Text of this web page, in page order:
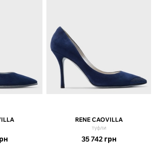
RENE CAOVILLA
туфли
35 742 грн